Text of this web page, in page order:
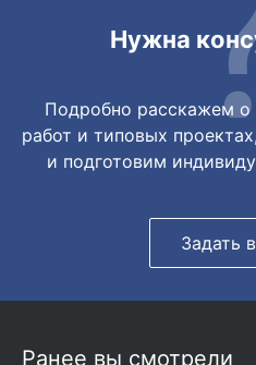
Нужна
Подробно расскажем о
работ и типовых
и подготовим
Задать
Ранее вы смотрели